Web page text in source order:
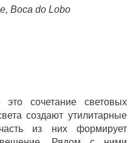
Boca do Lobo
сочетание световых
создают утилитарные
из них формирует